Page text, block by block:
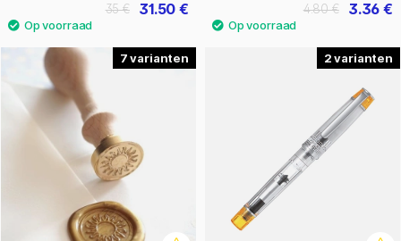
31.50 €
35 € 3.36 €
4.80 €
7 2